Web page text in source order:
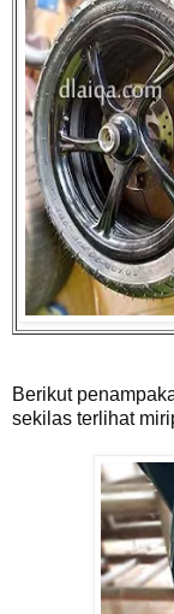
Berikut
sekilas terlihat